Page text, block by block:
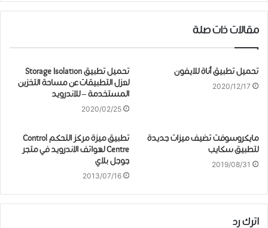
مقالات ذات صلة
تحميل تطبيق أناة للايفون
2020/12/17
تحميل ﺗﻄﺒﻴﻖ Storage Isolation
ﻟﻌﺰﻝ ﺍﻟﺘﻄﺒﻴﻘﺎﺕ ﻋﻦ ﻣﺴﺎﺣﺔ ﺍﻟﺘﺨﺰﻳﻦ
ﺍﻟﻤﺴﺘﺨﺪﻣﺔ – للاندرويد
2020/02/25
مايكروسوفت تضيف ميزات جديدة
لتطبيق سكايب
2019/08/31
تطبيق ميزة مركز التحكم Control
Centre لهواتف الاندرويد في متجر
جوجل بلاي
2013/07/16
اترك رد